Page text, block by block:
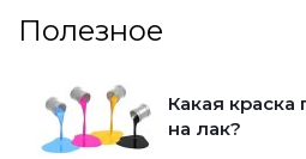
Полезное
Какая
на лак?